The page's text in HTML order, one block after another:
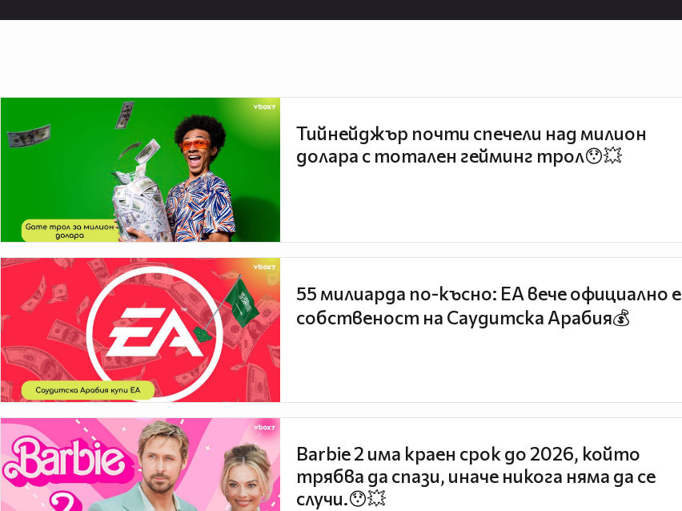
Тийнейджър почти спечели над милион
долара с тотален гейминг трол😯💥
55 милиарда по-късно: EA вече официално е
собственост на Саудитска Арабия💰
Barbie 2 има краен срок до 2026, който
трябва да спази, иначе никога няма да се
случи.😯💥